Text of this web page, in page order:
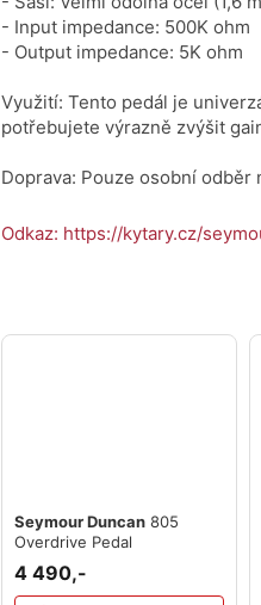
- Input impedance: 500K ohm
- Output impedance: 5K ohm
Využití: Tento pedál je
potřebujete výrazně zvýšit
Doprava: Pouze osobní
Odkaz: https://kytary.cz/
Seymour Duncan 805
Overdrive Pedal
4 490,-